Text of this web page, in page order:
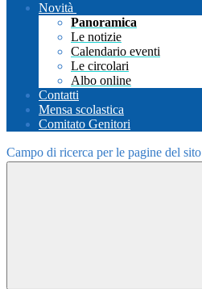
Novità
Panoramica
Le notizie
Calendario eventi
Le circolari
Albo online
Contatti
Mensa scolastica
Comitato Genitori
Campo di ricerca per le pagine del sito